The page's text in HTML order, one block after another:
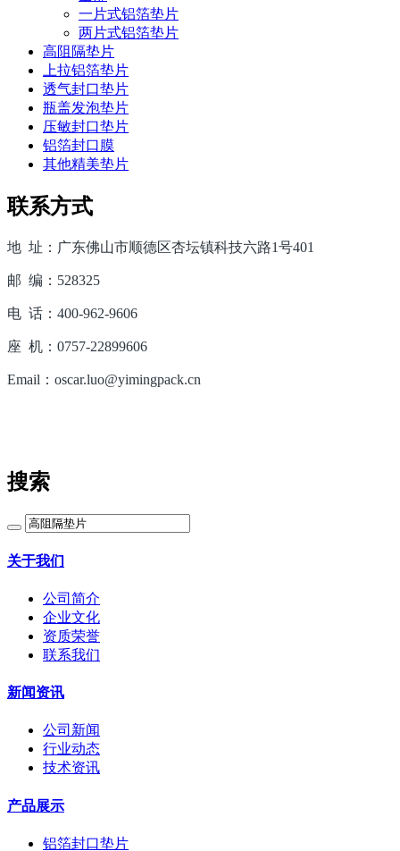
一片式铝箔垫片
两片式铝箔垫片
高阻隔垫片
上拉铝箔垫片
透气封口垫片
瓶盖发泡垫片
压敏封口垫片
铝箔封口膜
其他精美垫片
联系方式
地 址：广东佛山市顺德区杏坛镇科技六路1号401
邮 编：528325
电 话：400-962-9606
座 机：0757-22899606
Email：oscar.luo@yimingpack.cn
搜索
关于我们
公司简介
企业文化
资质荣誉
联系我们
新闻资讯
公司新闻
行业动态
技术资讯
产品展示
铝箔封口垫片